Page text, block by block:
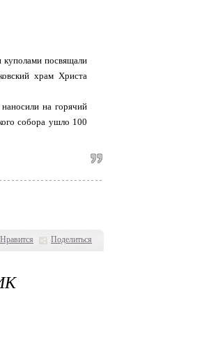
Нравится Поделиться
куполами посвящали
храм Христа
на горячий
собора ушло 100